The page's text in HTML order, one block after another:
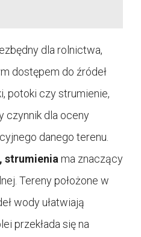
dla rolnictwa,
dostępem do źródeł
potoki czy strumienie,
czynnik dla oceny
danego terenu.
strumienia ma znaczący
Tereny położone w
wody ułatwiają
przekłada się na